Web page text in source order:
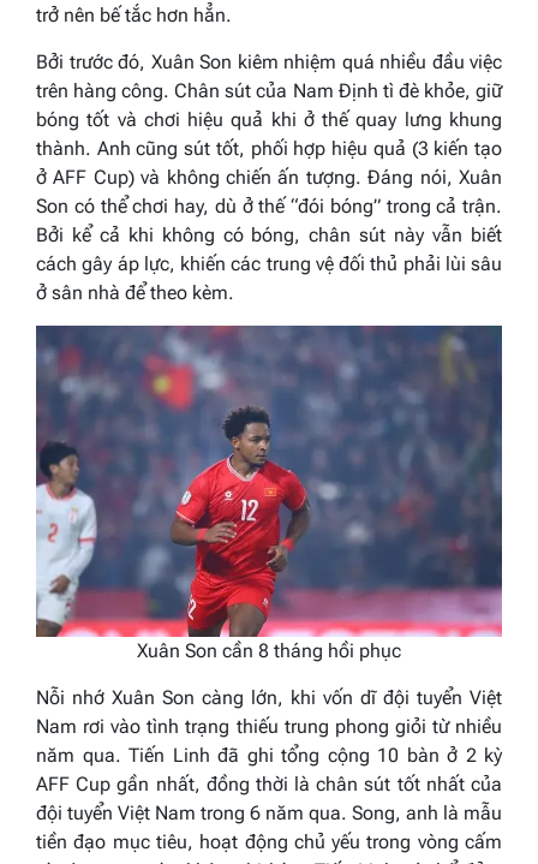
trở nên bế tắc hơn hẳn.
Bởi trước đó, Xuân Son kiêm nhiệm quá nhiều đầu việc
trên hàng công. Chân sút của Nam Định tì đè khỏe, giữ
bóng tốt và chơi hiệu quả khi ở thế quay lưng khung
thành. Anh cũng sút tốt, phối hợp hiệu quả (3 kiến tạo
ở AFF Cup) và không chiến ấn tượng. Đáng nói, Xuân
Son có thể chơi hay, dù ở thế “đói bóng” trong cả trận.
Bởi kể cả khi không có bóng, chân sút này vẫn biết
cách gây áp lực, khiến các trung vệ đối thủ phải lùi sâu
ở sân nhà để theo kèm.
Xuân Son cần 8 tháng hồi phục
Nỗi nhớ Xuân Son càng lớn, khi vốn dĩ đội tuyển Việt
Nam rơi vào tình trạng thiếu trung phong giỏi từ nhiều
năm qua. Tiến Linh đã ghi tổng cộng 10 bàn ở 2 kỳ
AFF Cup gần nhất, đồng thời là chân sút tốt nhất của
đội tuyển Việt Nam trong 6 năm qua. Song, anh là mẫu
tiền đạo mục tiêu, hoạt động chủ yếu trong vòng cấm